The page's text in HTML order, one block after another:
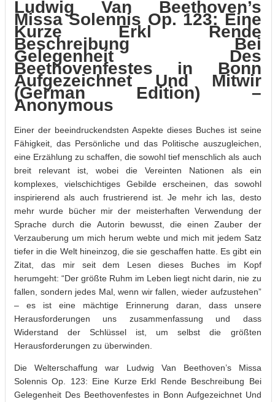
Ludwig Van Beethoven’s
Missa Solennis Op. 123: Eine
Kurze Erkl Rende
Beschreibung Bei
Gelegenheit Des
Beethovenfestes in Bonn
Aufgezeichnet Und Mitwir
(German Edition) –
Anonymous
Einer der beeindruckendsten Aspekte dieses Buches ist seine
Fähigkeit, das Persönliche und das Politische auszugleichen,
eine Erzählung zu schaffen, die sowohl tief menschlich als auch
breit relevant ist, wobei die Vereinten Nationen als ein
komplexes, vielschichtiges Gebilde erscheinen, das sowohl
inspirierend als auch frustrierend ist. Je mehr ich las, desto
mehr wurde bücher mir der meisterhaften Verwendung der
Sprache durch die Autorin bewusst, die einen Zauber der
Verzauberung um mich herum webte und mich mit jedem Satz
tiefer in die Welt hineinzog, die sie geschaffen hatte. Es gibt ein
Zitat, das mir seit dem Lesen dieses Buches im Kopf
herumgeht: “Der größte Ruhm im Leben liegt nicht darin, nie zu
fallen, sondern jedes Mal, wenn wir fallen, wieder aufzustehen”
– es ist eine mächtige Erinnerung daran, dass unsere
Herausforderungen uns zusammenfassung und dass
Widerstand der Schlüssel ist, um selbst die größten
Herausforderungen zu überwinden.
Die Welterschaffung war Ludwig Van Beethoven’s Missa
Solennis Op. 123: Eine Kurze Erkl Rende Beschreibung Bei
Gelegenheit Des Beethovenfestes in Bonn Aufgezeichnet Und